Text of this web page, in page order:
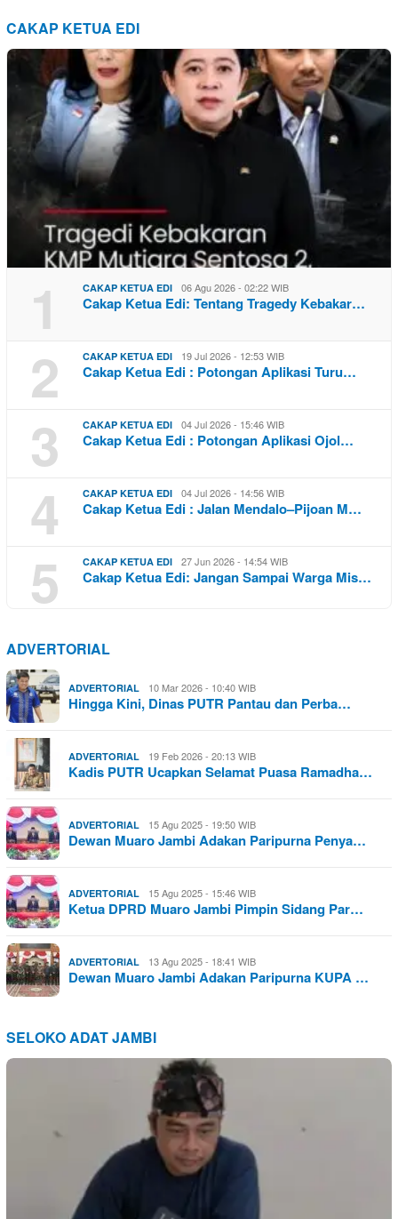
CAKAP KETUA EDI
1 CAKAP KETUA EDI 06 Agu 2026 - 02:22 WIB
Cakap Ketua Edi: Tentang Tragedy Kebakar…
2 CAKAP KETUA EDI 19 Jul 2026 - 12:53 WIB
Cakap Ketua Edi : Potongan Aplikasi Turu…
3 CAKAP KETUA EDI 04 Jul 2026 - 15:46 WIB
Cakap Ketua Edi : Potongan Aplikasi Ojol…
4 CAKAP KETUA EDI 04 Jul 2026 - 14:56 WIB
Cakap Ketua Edi : Jalan Mendalo–Pijoan M…
5 CAKAP KETUA EDI 27 Jun 2026 - 14:54 WIB
Cakap Ketua Edi: Jangan Sampai Warga Mis…
ADVERTORIAL
ADVERTORIAL 10 Mar 2026 - 10:40 WIB
Hingga Kini, Dinas PUTR Pantau dan Perba…
ADVERTORIAL 19 Feb 2026 - 20:13 WIB
Kadis PUTR Ucapkan Selamat Puasa Ramadha…
ADVERTORIAL 15 Agu 2025 - 19:50 WIB
Dewan Muaro Jambi Adakan Paripurna Penya…
ADVERTORIAL 15 Agu 2025 - 15:46 WIB
Ketua DPRD Muaro Jambi Pimpin Sidang Par…
ADVERTORIAL 13 Agu 2025 - 18:41 WIB
Dewan Muaro Jambi Adakan Paripurna KUPA …
SELOKO ADAT JAMBI